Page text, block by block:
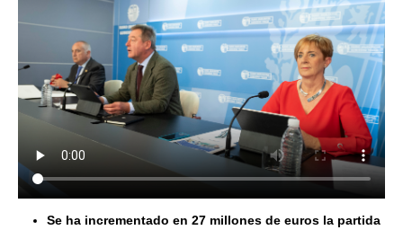
Se ha incrementado en 27 millones de euros la partida